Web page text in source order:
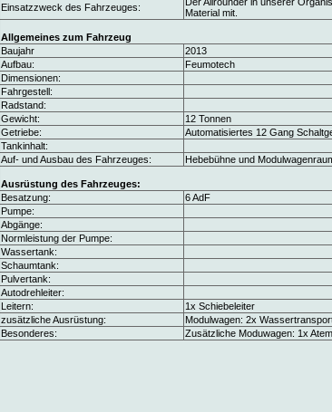
Einsatzzweck des Fahrzeuges:
Material mit.
Allgemeines zum Fahrzeug
Baujahr
2013
Aufbau:
Feumotech
Dimensionen:
Fahrgestell:
Radstand:
Gewicht:
12 Tonnen
Getriebe:
Automatisiertes 12 Gang
Tankinhalt:
Auf- und Ausbau des Fahrzeuges:
Hebebühne und
Ausrüstung des Fahrzeuges:
Besatzung:
6 AdF
Pumpe:
Abgänge:
Normleistung der Pumpe:
Wassertank:
Schaumtank:
Pulvertank:
Autodrehleiter:
Leitern:
1x Schiebeleiter
zusätzliche Ausrüstung:
Modulwagen: 2x
Besonderes:
Zusätzliche Moduwagen: 1x